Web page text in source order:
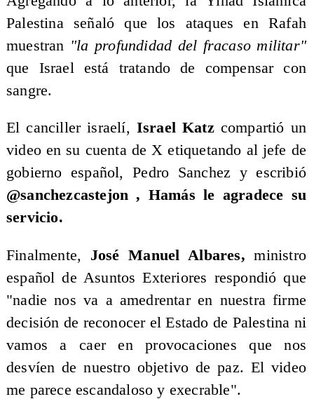
Palestina señaló que los ataques en Rafah
muestran "la profundidad del fracaso militar"
que Israel está tratando de compensar con
sangre.
El canciller israelí, Israel Katzcompartió un
video en su cuenta de X etiquetando al jefe de
gobierno español, Pedro Sanchez y escribió
@sanchezcastejon , Hamás le agradece su
servicio.
Finalmente, José Manuel Albares, ministro
español de Asuntos Exteriores respondió que
"nadie nos va a amedrentar en nuestra firme
decisión de reconocer el Estado de Palestina ni
vamos a caer en provocaciones que nos
desvíen de nuestro objetivo de paz. El video
me parece escandaloso y execrable".